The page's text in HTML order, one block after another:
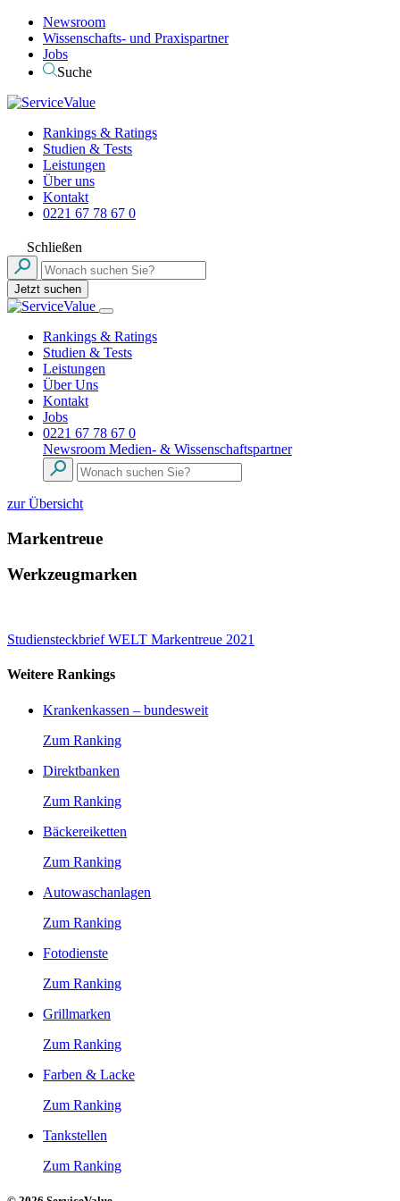
Newsroom
Wissenschafts- und Praxispartner
Jobs
Suche
Rankings & Ratings
Studien & Tests
Leistungen
Über uns
Kontakt
0221 67 78 67 0
Schließen
Jetzt suchen
Rankings & Ratings
Studien & Tests
Leistungen
Über Uns
Kontakt
Jobs
0221 67 78 67 0
Newsroom Medien- & Wissenschaftspartner
zur Übersicht
Markentreue
Werkzeugmarken
Studiensteckbrief WELT Markentreue 2021
Weitere Rankings
Krankenkassen – bundesweit
Zum Ranking
Direktbanken
Zum Ranking
Bäckereiketten
Zum Ranking
Autowaschanlagen
Zum Ranking
Fotodienste
Zum Ranking
Grillmarken
Zum Ranking
Farben & Lacke
Zum Ranking
Tankstellen
Zum Ranking